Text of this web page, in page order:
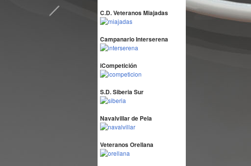
C.D. Veteranos Miajadas
Campanario Interserena
iCompetición
S.D. Siberia Sur
Navalvillar de Pela
Veteranos Orellana